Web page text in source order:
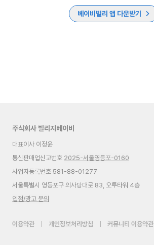
베이비빌리 앱 다운받기
주식회사 빌리지베이비
대표이사 이정윤
통신판매업신고번호 2025-서울영등포-0160
사업자등록번호 581-88-01277
서울특별시 영등포구 의사당대로 83, 오투타워 4층
입점/광고 문의
이용약관 개인정보처리방침 커뮤니티 이용약관